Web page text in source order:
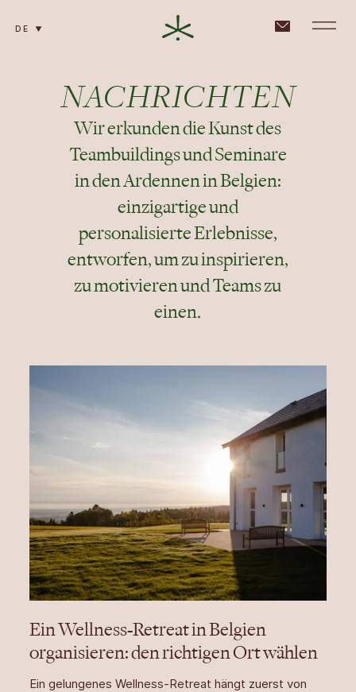
DE
NACHRICHTEN
Wir erkunden die Kunst des
Teambuildings und Seminare
in den Ardennen in Belgien:
einzigartige und
personalisierte Erlebnisse,
entworfen, um zu inspirieren,
zu motivieren und Teams zu
einen.
Ein Wellness-Retreat in Belgien
organisieren: den richtigen Ort wählen
Ein gelungenes Wellness-Retreat hängt zuerst von